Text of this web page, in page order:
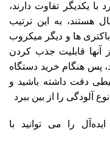
با یکدیگر تفاوت دارند،
هستند، به این ترتیب
ها و دیگر میکروب‌
آنها قابلیت جذب کردن
پس هنگام خرید دستگاه
دقت داشته باشید و
آلودگی را از بین ببرد
را می‌ توانید با